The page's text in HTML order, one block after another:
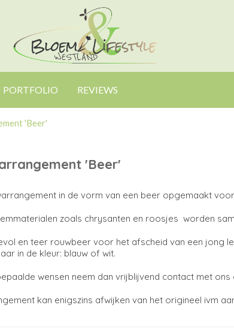
PORTFOLIO REVIEWS
'Beer'
'Beer'
in de vorm van een beer opgemaakt
zoals chrysanten en roosjes worden
en teer rouwbeer voor het afscheid van een jong
in de kleur: blauw of wit.
wensen neem dan vrijblijvend contact met ons
kan enigszins afwijken van het origineel ivm